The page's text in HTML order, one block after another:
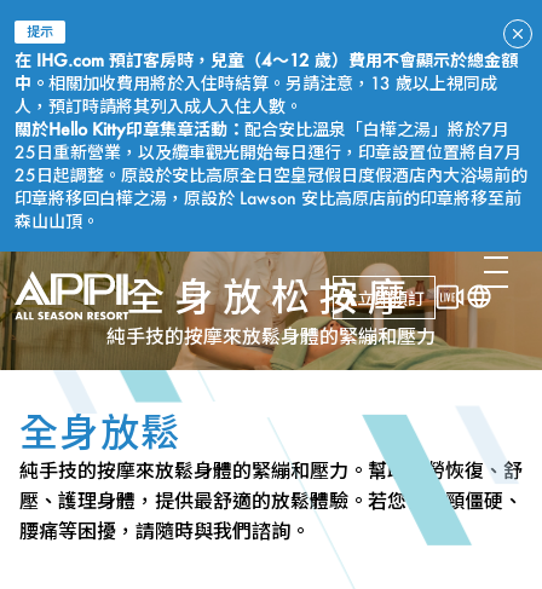
提示
在 IHG.com 預訂客房時，兒童（4～12 歲）費用不會顯示於總金額
中。 相關加收費用將於入住時結算。另請注意，13 歲以上視同成
人，預訂時請將其列入成人入住人數。
關於Hello Kitty印章集章活動： 配合安比溫泉「白樺之湯」將於7月
25日重新營業，以及纜車觀光開始每日運行，印章設置位置將自7月
25日起調整。原設於安比高原全日空皇冠假日度假酒店內大浴場前的
印章將移回白樺之湯，原設於 Lawson 安比高原店前的印章將移至前
森山山頂。
立即預訂
全身放松按摩
純手技的按摩來放鬆身體的緊繃和壓力
全身放鬆
純手技的按摩來放鬆身體的緊繃和壓力。幫助疲勞恢復、舒
壓、護理身體，提供最舒適的放鬆體驗。若您有肩頸僵硬、
腰痛等困擾，請隨時與我們諮詢。